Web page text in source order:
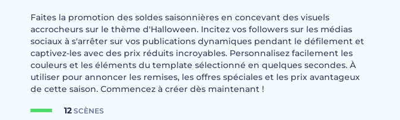
Faites la promotion des soldes saisonnières en concevant des visuels
accrocheurs sur le thème d'Halloween. Incitez vos followers sur les médias
sociaux à s'arrêter sur vos publications dynamiques pendant le défilement et
captivez-les avec des prix réduits incroyables. Personnalisez facilement les
couleurs et les éléments du template sélectionné en quelques secondes. À
utiliser pour annoncer les remises, les offres spéciales et les prix avantageux
de cette saison. Commencez à créer dès maintenant !
12SCÈNES